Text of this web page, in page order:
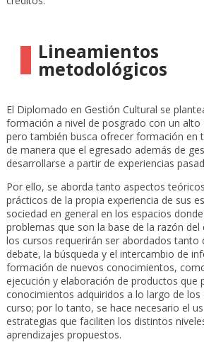
Lineamientos
metodológicos
El Diplomado en Gestión Cultural se
formación a nivel de posgrado con un
pero también busca ofrecer formación en
de manera que el egresado además de
desarrollarse a partir de experiencias
Por ello, se aborda tanto aspectos
prácticos de la propia experiencia de sus
sociedad en general en los espacios
problemas que son la base de la razón del
los cursos requerirán ser abordados tanto
debate, la búsqueda y el intercambio de
formación de nuevos conocimientos,
ejecución y elaboración de productos que
conocimientos adquiridos a lo largo de los
curso; por lo tanto, se hace necesario el
estrategias que faciliten los distintos
aprendizajes propuestos.